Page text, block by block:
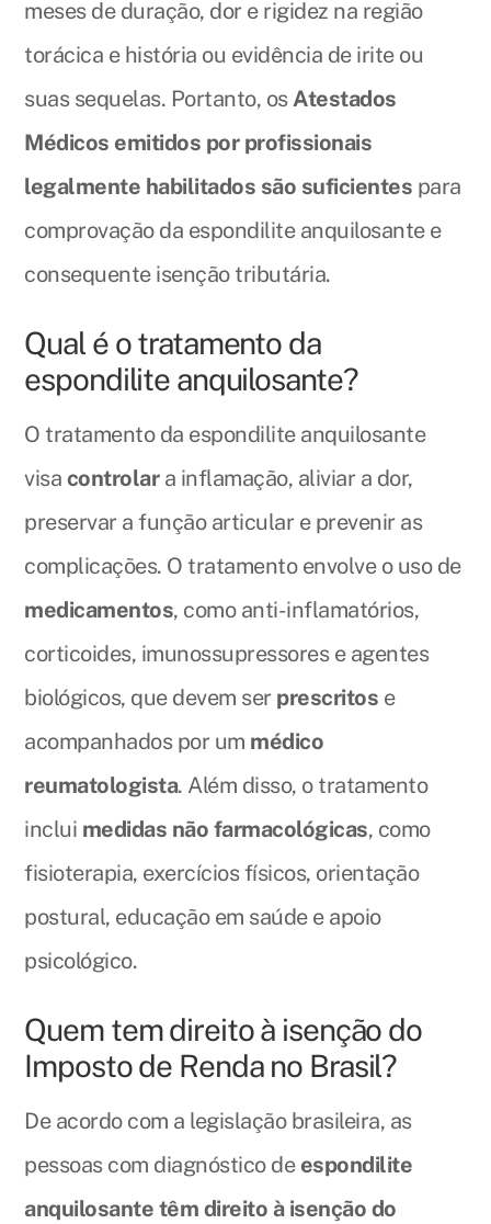
meses de duração, dor e rigidez na região
torácica e história ou evidência de irite ou
suas sequelas. Portanto, osAtestados
Médicos emitidos por profissionais
legalmente habilitados são suficientes para
comprovação da espondilite anquilosante e
consequente isenção tributária.
Qual é o tratamento da
espondilite anquilosante?
O tratamento da espondilite anquilosante
visa controlar a inflamação, aliviar a dor,
preservar a função articular e prevenir as
complicações. O tratamento envolve o uso de
medicamentos, como anti-inflamatórios,
corticoides, imunossupressores e agentes
biológicos, que devem ser prescritos e
acompanhados por um médico
reumatologista. Além disso, o tratamento
inclui medidas não farmacológicas, como
fisioterapia, exercícios físicos, orientação
postural, educação em saúde e apoio
psicológico.
Quem tem direito à isenção do
Imposto de Renda no Brasil?
De acordo com a legislação brasileira, as
pessoas com diagnóstico de espondilite
anquilosante têm direito à isenção do